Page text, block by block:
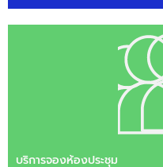
บริการจองห้องประชุม